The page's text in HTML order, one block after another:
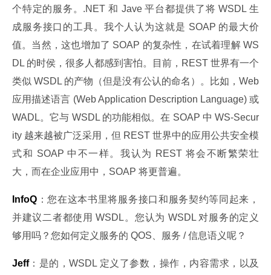
个特定的服务。.NET 和 Jave 平台都提供了将 WSDL 生
成服务接口的工具。我个人认为这就是 SOAP 的最大价
值。当然，这也增加了 SOAP 的复杂性，在试着理解 WS
DL 的时侯，很多人都感到害怕。目前，REST 世界有一个
类似 WSDL 的产物（但是没有公认的命名）。比如，Web
应用描述语言 (Web Application Description Language) 或
WADL。它与 WSDL 的功能相似。在 SOAP 中 WS-Secur
ity 越来越被广泛采用，但 REST 世界中的应用公共安全模
式和 SOAP 中不一样。我认为 REST 将会不断繁荣壮
大，而在企业应用中，SOAP 将更普遍。
InfoQ ：您在这本书里将服务接口和服务契约等同起来，
并建议二者都使用 WSDL。您认为 WSDL 对服务的定义
够用吗？您如何定义服务的 QOS、服务 / 信息语义呢？
Jeff：是的，WSDL 定义了参数，操作，内容需求，以及